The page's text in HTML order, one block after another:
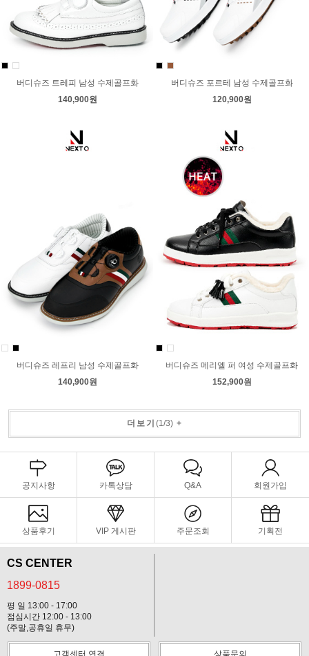
버디슈즈 트레피 남성 수제골프화
140,900원
버디슈즈 포르테 남성 수제골프화
120,900원
버디슈즈 레프리 남성 수제골프화
140,900원
버디슈즈 메리엘 퍼 여성 수제골프화
152,900원
더보기 (1/3)+
공지사항 카톡상담 Q&A 회원가입
상품후기 VIP 게시판 주문조회 기획전
CS CENTER
1899-0815
평 일 13:00 - 17:00
점심시간 12:00 - 13:00
(주말,공휴일 휴무)
고객센터 연결 상품문의